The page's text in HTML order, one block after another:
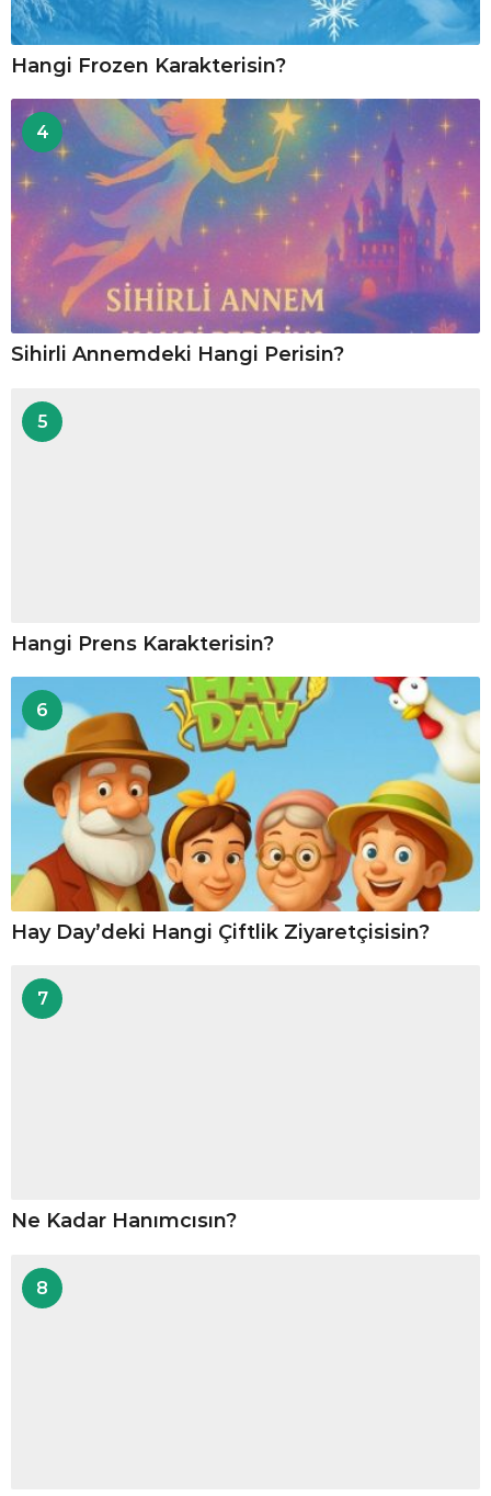
Hangi Frozen Karakterisin?
4
Sihirli Annemdeki Hangi Perisin?
5
Hangi Prens Karakterisin?
6
Hay Day’deki Hangi Çiftlik Ziyaretçisisin?
7
Ne Kadar Hanımcısın?
8